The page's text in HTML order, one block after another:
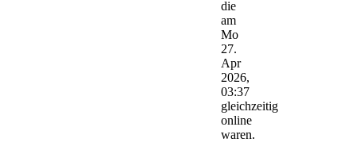
die
am
Mo
27.
Apr
2026,
03:37
gleichzeitig
online
waren.